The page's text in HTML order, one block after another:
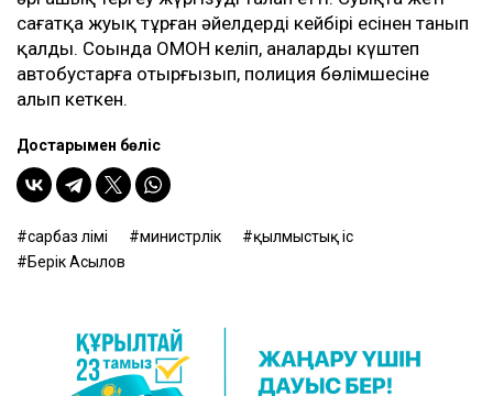
сағатқа жуық тұрған әйелдердің кейбірі есінен танып
қалды. Соңында ОМОН келіп, аналарды күштеп
автобустарға отырғызып, полиция бөлімшесіне
алып кеткен.
Достарыңмен бөліс
сарбаз өлімі министрлік
қылмыстық іс
Берік Асылов